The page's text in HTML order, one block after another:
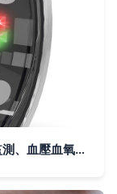
央視力薦健康黑科技 集運動計步、睡眠監測、血壓血氧心率檢測于一體的智能指環